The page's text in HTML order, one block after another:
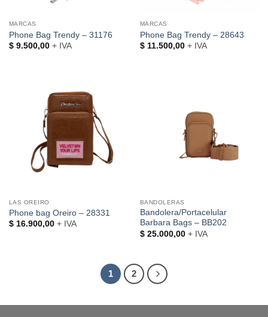
MARCAS
Phone Bag Trendy – 31176
$9.500,00+ IVA
MARCAS
Phone Bag Trendy – 28643
$11.500,00+ IVA
LAS OREIRO
Phone bag Oreiro – 28331
$16.900,00+ IVA
BANDOLERAS
Bandolera/Portacelular
Barbara Bags – BB202
$25.000,00+ IVA
1 2